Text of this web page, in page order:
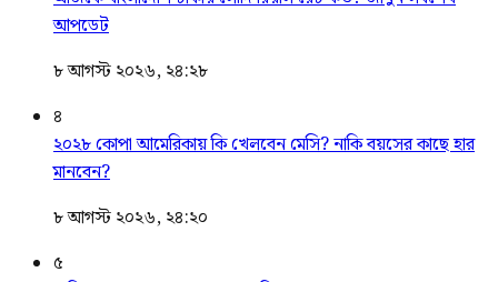
আপডেট
৮ আগস্ট ২০২৬, ২৪:২৮
৪
২০২৮ কোপা আমেরিকায় কি খেলবেন মেসি? নাকি বয়সের কাছে হার
মানবেন?
৮ আগস্ট ২০২৬, ২৪:২০
৫